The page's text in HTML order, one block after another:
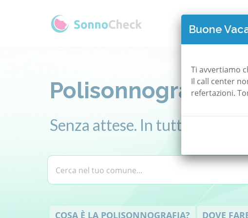
QUANTO COSTA
Polisonnografia
Senza attese. In tutta Italia. A
Comune
Cerca nel tuo comune...
COSA È LA POLISONNOGRAFIA? DOVE
Buone
Ti avvertiamo
Il call center
refertazioni.